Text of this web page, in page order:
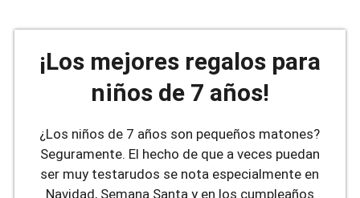
¡Los mejores regalos para
niños de 7 años!
¿Los niños de 7 años son pequeños matones?
Seguramente. El hecho de que a veces puedan
ser muy testarudos se nota especialmente en
Navidad, Semana Santa y en los cumpleaños